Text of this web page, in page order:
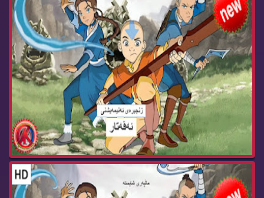
زنجیره‌ كارتۆنی ئه‌ڤه‌تار وه‌رزی سێ ئه‌ڵقه‌ی 20...